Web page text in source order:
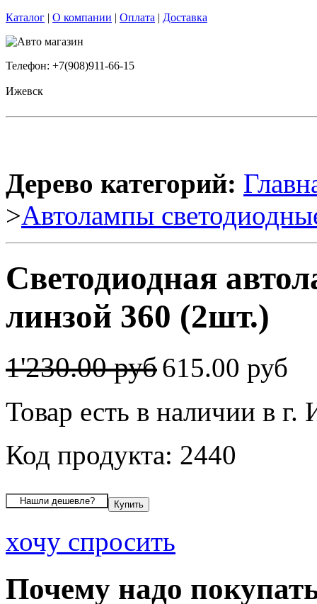
Каталог | О компании | Оплата | Доставка
Телефон: +7(908)911-66-15
Ижевск
Дерево категорий:
>Автолампы
Светодиодная
линзой 360 (2шт.)
1'230.00 руб615.00 руб
Товар есть в наличии в г.
Код продукта: 2440
хочу спросить
Почему надо